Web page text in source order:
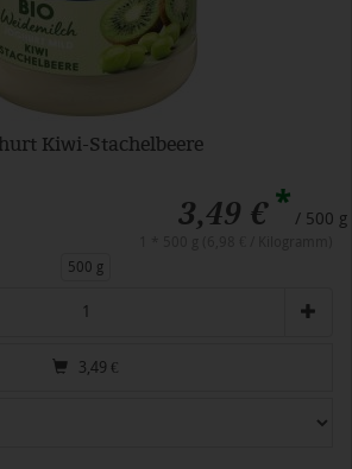
Kiwi-Stachelbeere
3,49 €* / 500 g
500 g
3,49 €